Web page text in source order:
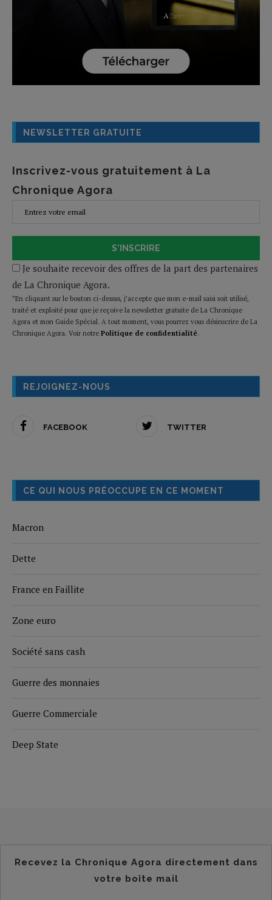
NEWSLETTER GRATUITE
Inscrivez-vous gratuitement à La
Chronique Agora
S'INSCRIRE
Je souhaite recevoir des offres de la part des partenaires
de La Chronique Agora.
*En cliquant sur le bouton ci-dessus, j’accepte que mon e-mail saisi soit utilisé,
traité et exploité pour que je reçoive la newsletter gratuite de La Chronique
Agora et mon Guide Spécial. A tout moment, vous pourrez vous désinscrire de La
Chronique Agora. Voir notre Politique de confidentialité.
REJOIGNEZ-NOUS
FACEBOOK TWITTER
CE QUI NOUS PRÉOCCUPE EN CE MOMENT
Macron
Dette
France en Faillite
Zone euro
Société sans cash
Guerre des monnaies
Guerre Commerciale
Deep State
Recevez la Chronique Agora directement dans
votre boîte mail